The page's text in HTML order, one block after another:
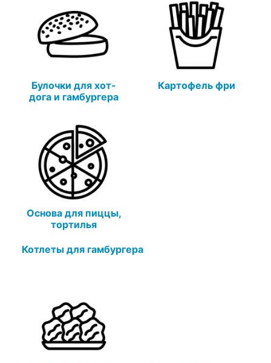
Булочки для хот-
дога и гамбургера
Картофель фри
Основа для пиццы,
тортилья
Котлеты для гамбургера